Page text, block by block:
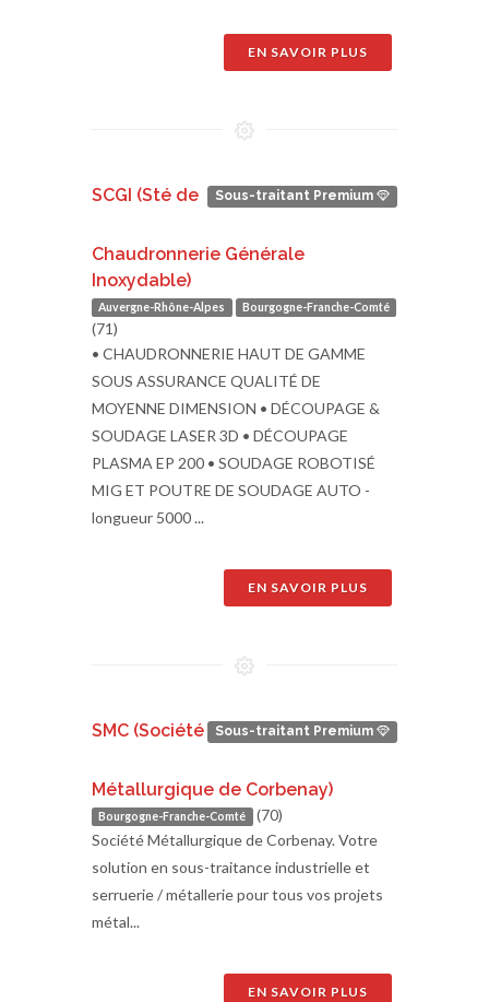
EN SAVOIR PLUS
Sous-traitant Premium
SCGI (Sté de
Chaudronnerie Générale
Inoxydable)
Auvergne-Rhône-Alpes Bourgogne-Franche-Comté
(71)
• CHAUDRONNERIE HAUT DE GAMME
SOUS ASSURANCE QUALITÉ DE
MOYENNE DIMENSION • DÉCOUPAGE &
SOUDAGE LASER 3D • DÉCOUPAGE
PLASMA EP 200 • SOUDAGE ROBOTISÉ
MIG ET POUTRE DE SOUDAGE AUTO -
longueur 5000 ...
EN SAVOIR PLUS
Sous-traitant Premium
SMC (Société
Métallurgique de Corbenay)
Bourgogne-Franche-Comté (70)
Société Métallurgique de Corbenay. Votre
solution en sous-traitance industrielle et
serruerie / métallerie pour tous vos projets
métal...
EN SAVOIR PLUS